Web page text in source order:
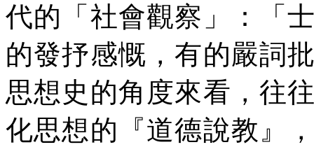
代的「社會觀察」：「
的發抒感慨，有的嚴詞
思想史的角度來看，往
化思想的『道德說教』